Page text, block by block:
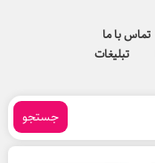
تماس با ما
تبلیغات
جستجو